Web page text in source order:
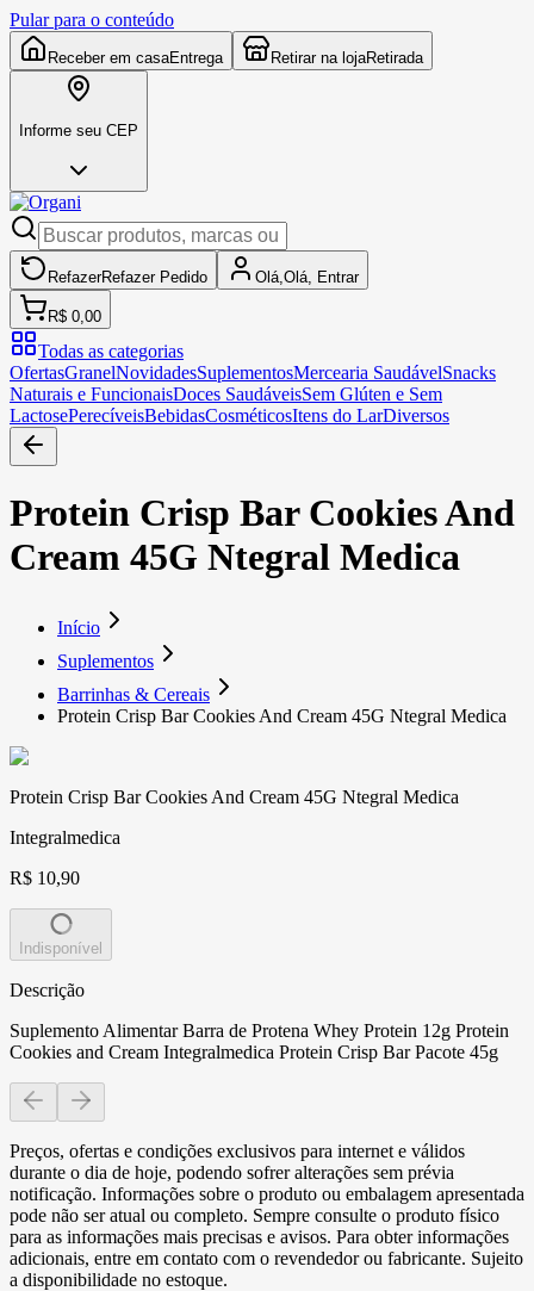
Pular para o conteúdo
Receber em casaEntrega Retirar na lojaRetirada
Informe seu CEP
RefazerRefazer Pedido Olá, Olá, Entrar
R$ 0,00
Todas as categorias
OfertasGranelNovidadesSuplementosMercearia SaudávelSnacks
Naturais e FuncionaisDoces SaudáveisSem Glúten e Sem
LactosePerecíveisBebidasCosméticosItens do LarDiversos
Protein Crisp Bar Cookies And
Cream 45G Ntegral Medica
Início
Suplementos
Barrinhas & Cereais
Protein Crisp Bar Cookies And Cream 45G Ntegral Medica
Protein Crisp Bar Cookies And Cream 45G Ntegral Medica
Integralmedica
R$ 10,90
Indisponível
Descrição
Suplemento Alimentar Barra de Protena Whey Protein 12g Protein
Cookies and Cream Integralmedica Protein Crisp Bar Pacote 45g
Preços, ofertas e condições exclusivos para internet e válidos
durante o dia de hoje, podendo sofrer alterações sem prévia
notificação. Informações sobre o produto ou embalagem apresentada
pode não ser atual ou completo. Sempre consulte o produto físico
para as informações mais precisas e avisos. Para obter informações
adicionais, entre em contato com o revendedor ou fabricante. Sujeito
a disponibilidade no estoque.